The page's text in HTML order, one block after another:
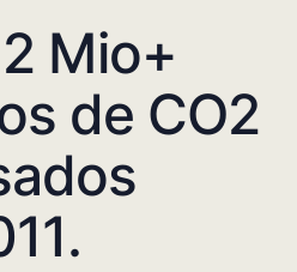
Mio+
de CO2